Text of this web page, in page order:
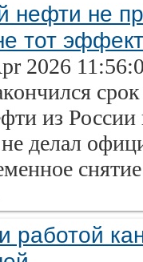
нефти не
тот эффект
2026
из
делал
работой